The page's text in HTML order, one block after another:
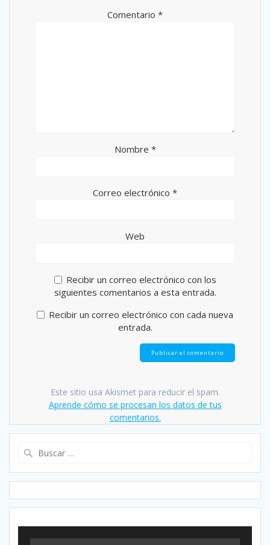
Comentario *
Nombre *
Correo electrónico *
Web
Recibir un correo electrónico con los
siguientes comentarios a esta entrada.
Recibir un correo electrónico con cada nueva
entrada.
Este sitio usa Akismet para reducir el spam.
Aprende cómo se procesan los datos de tus
comentarios.